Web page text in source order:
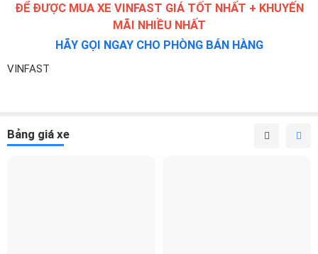
ĐỂ ĐƯỢC MUA XE VINFAST GIÁ TỐT NHẤT + KHUYẾN
MÃI NHIỀU NHẤT
HÃY GỌI NGAY CHO PHÒNG BÁN HÀNG
VINFAST
Bảng giá xe